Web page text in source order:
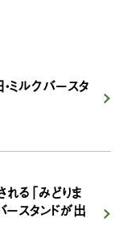
ルクバースタ
る「みどりま
スタンドが出